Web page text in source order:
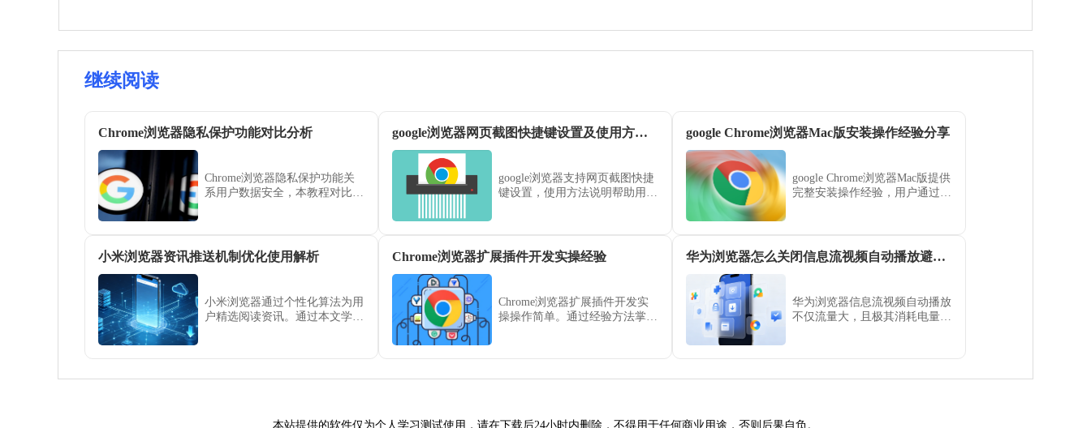
继续阅读
Chrome浏览器隐私保护功能对比分析
Chrome浏览器隐私保护功能关
系用户数据安全，本教程对比分
google浏览器网页截图快捷键设置及使用方法说明
google浏览器支持网页截图快捷
键设置，使用方法说明帮助用户
google Chrome浏览器Mac版安装操作经验分享
google Chrome浏览器Mac版提供
完整安装操作经验，用户通过分
小米浏览器资讯推送机制优化使用解析
小米浏览器通过个性化算法为用
户精选阅读资讯。通过本文学习
Chrome浏览器扩展插件开发实操经验
Chrome浏览器扩展插件开发实
操操作简单。通过经验方法掌握
华为浏览器怎么关闭信息流视频自动播放避免耗电
华为浏览器信息流视频自动播放
不仅流量大，且极其消耗电量。
本站提供的软件仅为个人学习测试使用，请在下载后24小时内删除，不得用于任何商业用途，否则后果自负。